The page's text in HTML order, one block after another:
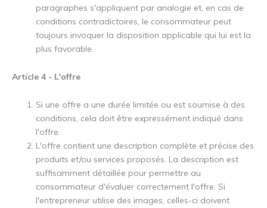
paragraphes s'appliquent par analogie et, en cas de
conditions contradictoires, le consommateur peut
toujours invoquer la disposition applicable qui lui est la
plus favorable.
Article 4 - L'offre
Si une offre a une durée limitée ou est soumise à des
conditions, cela doit être expressément indiqué dans
l'offre.
L'offre contient une description complète et précise des
produits et/ou services proposés. La description est
suffisamment détaillée pour permettre au
consommateur d'évaluer correctement l'offre. Si
l'entrepreneur utilise des images, celles-ci doivent